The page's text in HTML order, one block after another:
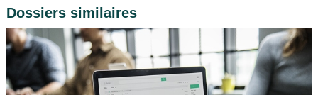
Dossiers similaires